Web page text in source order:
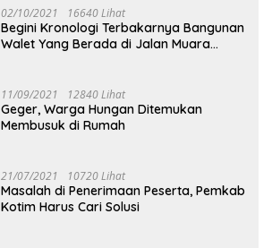
02/10/2021 16640 Lihat
Begini Kronologi Terbakarnya Bangunan
Walet Yang Berada di Jalan Muara
11/09/2021 12840 Lihat
Geger, Warga Hungan Ditemukan
Membusuk di Rumah
21/07/2021 10720 Lihat
Masalah di Penerimaan Peserta, Pemkab
Kotim Harus Cari Solusi